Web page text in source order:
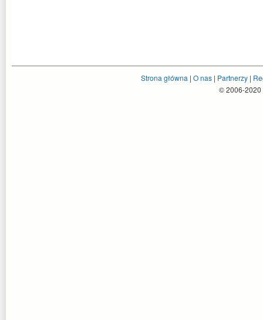
Strona główna | O nas| Partnerzy|
© 2006-2020